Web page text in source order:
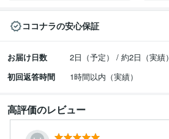
ココナラの安心保証
お届け日数
2日（予定） / 約2日（実績）
初回返答時間
1時間以内（実績）
高評価のレビュー